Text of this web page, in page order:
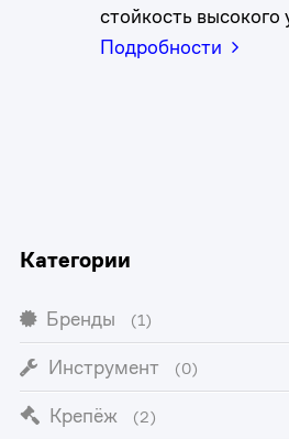
стойкость высокого
Подробности
Категории
Бренды (1)
Инструмент (0)
Крепёж (2)